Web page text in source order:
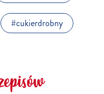
cukierdrobny